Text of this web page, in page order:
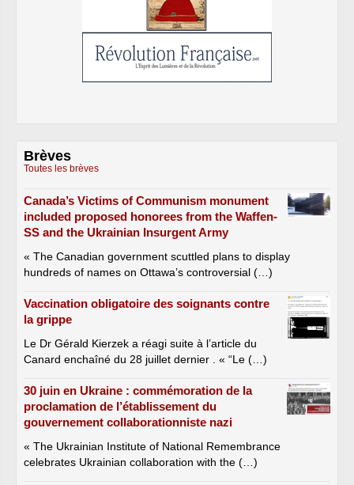
Brèves
Toutes les brèves
Canada’s Victims of Communism monument
included proposed honorees from the Waffen-
SS and the Ukrainian Insurgent Army
« The Canadian government scuttled plans to display
hundreds of names on Ottawa’s controversial (…)
Vaccination obligatoire des soignants contre
la grippe
Le Dr Gérald Kierzek a réagi suite à l’article du
Canard enchaîné du 28 juillet dernier . « “Le (…)
30 juin en Ukraine : commémoration de la
proclamation de l’établissement du
gouvernement collaborationniste nazi
« The Ukrainian Institute of National Remembrance
celebrates Ukrainian collaboration with the (…)